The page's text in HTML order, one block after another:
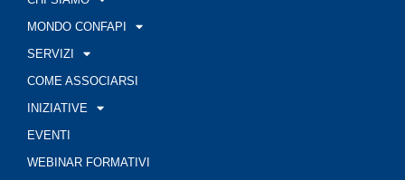
MONDO CONFAPI
SERVIZI
COME ASSOCIARSI
INIZIATIVE
EVENTI
WEBINAR FORMATIVI